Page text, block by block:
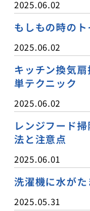
2025.06.02
もしもの時の
2025.06.02
キッチン換気
単テクニック
2025.06.02
レンジフード
法と注意点
2025.06.01
洗濯機に水が
2025.05.31